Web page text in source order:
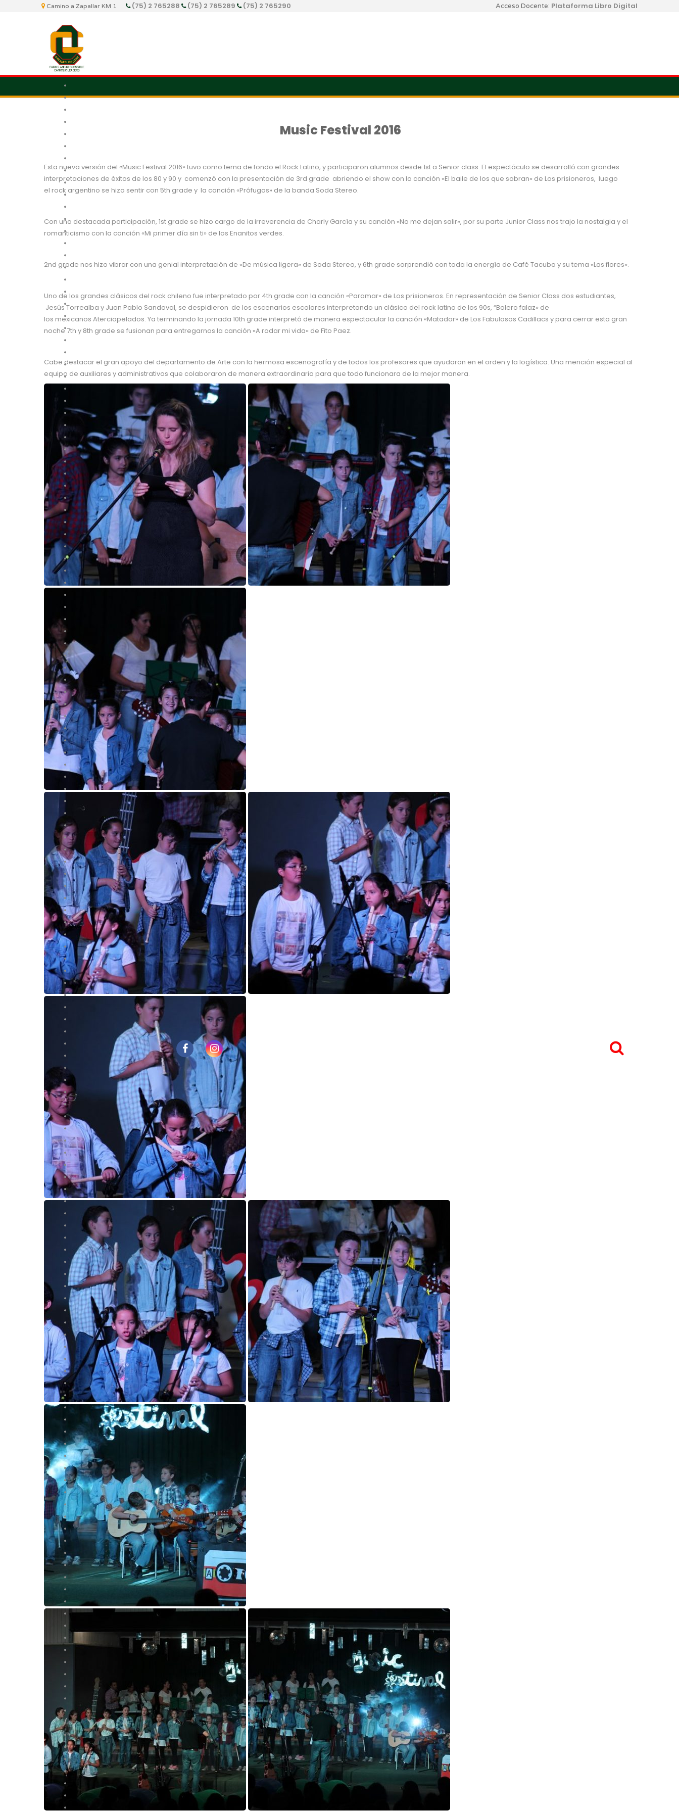
Camino a Zapallar KM 1 (75) 2 765288 (75) 2 765289 (75) 2 765290 Acceso Docente: Plataforma Libro Digital
Music Festival 2016
Esta nueva versión del «Music Festival 2016» tuvo como tema de fondo el Rock Latino, y participaron alumnos desde 1st a Senior class. El espectáculo se desarrolló con grandes
interpretaciones de éxitos de los 80 y 90 y comenzó con la presentación de 3rd grade abriendo el show con la canción «El baile de los que sobran» de Los prisioneros, luego
el rock argentino se hizo sentir con 5th grade y la canción «Prófugos» de la banda Soda Stereo.
Con una destacada participación, 1st grade se hizo cargo de la irreverencia de Charly García y su canción «No me dejan salir», por su parte Junior Class nos trajo la nostalgia y el
romanticismo con la canción «Mi primer día sin ti» de los Enanitos verdes.
2nd grade nos hizo vibrar con una genial interpretación de «De música ligera» de Soda Stereo, y 6th grade sorprendió con toda la energía de Café Tacuba y su tema «Las flores».
Uno de los grandes clásicos del rock chileno fue interpretado por 4th grade con la canción «Paramar» de Los prisioneros. En representación de Senior Class dos estudiantes,
Jesús Torrealba y Juan Pablo Sandoval, se despidieron de los escenarios escolares interpretando un clásico del rock latino de los 90s, “Bolero falaz» de
los mexicanos Aterciopelados. Ya terminando la jornada 10th grade interpretó de manera espectacular la canción «Matador» de Los Fabulosos Cadillacs y para cerrar esta gran
noche 7th y 8th grade se fusionan para entregarnos la canción «A rodar mi vida» de Fito Paez.
Cabe destacar el gran apoyo del departamento de Arte con la hermosa escenografía y de todos los profesores que ayudaron en el orden y la logística. Una mención especial al
equipo de auxiliares y administrativos que colaboraron de manera extraordinaria para que todo funcionara de la mejor manera.